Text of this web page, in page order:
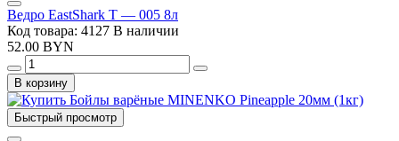
Ведро EastShark Т — 005 8л
Код товара: 4127 В наличии
52.00 BYN
В корзину
Быстрый просмотр